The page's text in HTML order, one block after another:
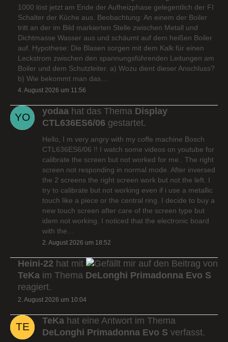
1000 löst jetzt am Ende der Aufheizphase gelegentlich der FI
Schalter der Küche aus. Beobachtung: An einem der Boiler
tritt an der im Bild markierten Stelle zwischen Metall und
Dichtmasse Wasser aus und schäumt auf dem heißen Boiler
auf. Hypothese: Die Blasen sorgen mit dem Kalk für einen
Leckstrom zwischen den spannungsführenden Leitungen am
Boiler und dem Schutzleiter. a) Wozu dient dieser Anschluss?
b) Wie bekommt man das…
4. August 2026 um 11:56
yodaa hat das Thema Display
CTL636ES6/06 gestartet.
Hello, I m very angry with my coffe machine Bosch
CTL636ES6/06 !! I watch some videos on youtube for
calibrate the screen but not worked for me.. The right
screen not responding in normal mode. After inversed
the 2 screens the right screen work but not the left. I
try to calibrate but not working even if i use a metallic
touch like a piece or the central ring. I decide to buy a
new touch screen after care of the screen type but
idem not working. I noticed that the electronic board
with the…
2. August 2026 um 18:52
Heini-22 hat mit
auf den Beitrag von
TeKa im Thema DeLonghi Primadonna Evo S
reagiert.
2. August 2026 um 10:04
TeKa hat eine Antwort im Thema
DeLonghi Primadonna Evo S verfasst.